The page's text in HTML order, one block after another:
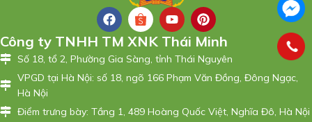
Công ty TNHH TM XNK Thái Minh
Số 18, tổ 2, Phường Gia Sàng, tỉnh Thái Nguyên
VPGD tại Hà Nội: số 18, ngõ 166 Phạm Văn Đồng, Đông Ngạc,
Hà Nội
Điểm trưng bày: Tầng 1, 489 Hoàng Quốc Việt, Nghĩa Đô, Hà Nội